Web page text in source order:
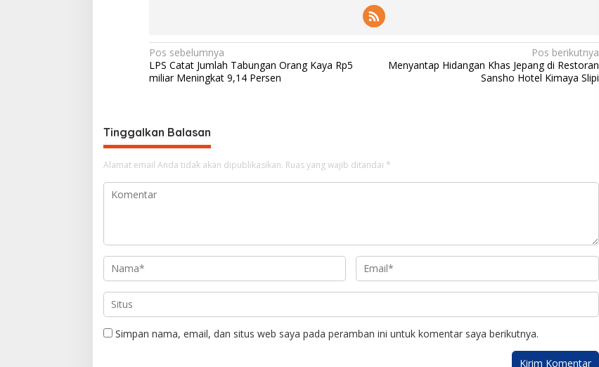
N
a
g
a
s
i
s
Pos sebelumnya
LPS Catat Jumlah Tabungan Orang Kaya Rp5
miliar Meningkat 9,14 Persen
Pos berikutnya
Menyantap Hidangan Khas Jepang di Restoran
Sansho Hotel Kimaya Slipi
Tinggalkan Balasan
Alamat email Anda tidak akan dipublikasikan. Ruas yang wajib ditandai *
Simpan nama, email, dan situs web saya pada peramban ini untuk komentar saya berikutnya.